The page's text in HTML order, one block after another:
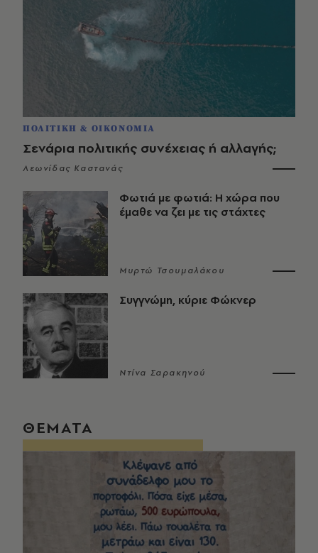
ΠΟΛΙΤΙΚΗ & ΟΙΚΟΝΟΜΙΑ
Σενάρια πολιτικής συνέχειας ή αλλαγής;
Λεωνίδας Καστανάς
Φωτιά με φωτιά: Η χώρα που
έμαθε να ζει με τις στάχτες
Μυρτώ Τσουμαλάκου
Συγγνώμη, κύριε Φώκνερ
Ντίνα Σαρακηνού
ΘΕΜΑΤΑ